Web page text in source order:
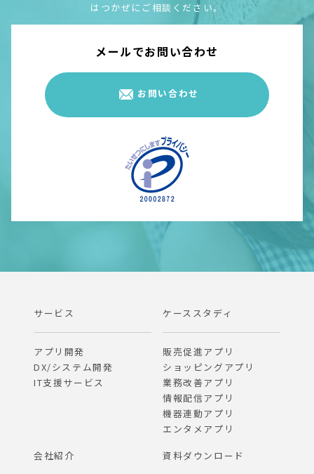
はつかぜにご相談ください。
メールでお問い合わせ
お問い合わせ
サービス
アプリ開発
DX/システム開発
IT支援サービス
ケーススタディ
販売促進アプリ
ショッピングアプリ
業務改善アプリ
情報配信アプリ
機器連動アプリ
エンタメアプリ
会社紹介
資料ダウンロード